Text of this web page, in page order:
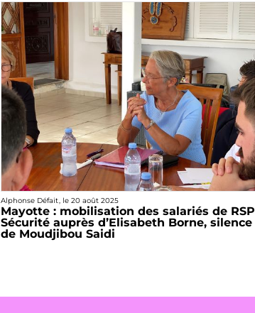
Alphonse Défait, le 20 août 2025
Mayotte : mobilisation des salariés de RSP
Sécurité auprès d’Elisabeth Borne, silence
de Moudjibou Saidi